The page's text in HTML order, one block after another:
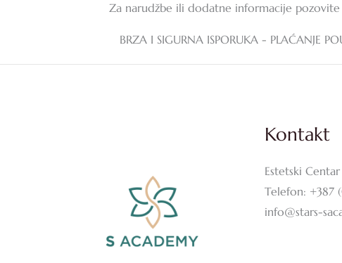
Za narudžbe ili dodatne informacije
BRZA I SIGURNA ISPORUKA - PLAĆANJE
Kontakt
Estetski
Telefon:
info@stars-